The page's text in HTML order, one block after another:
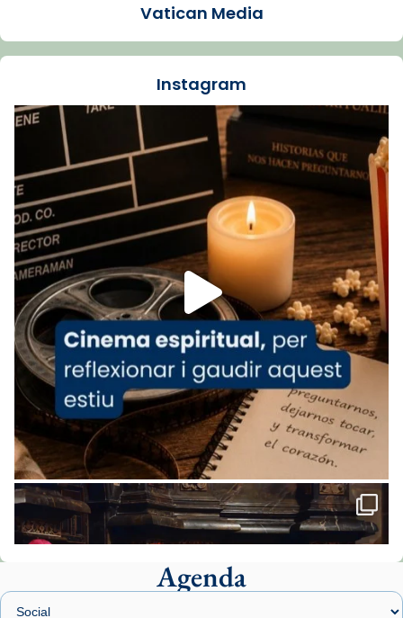
La Carmina va patir depressió. Fa gairebé
dos mesos, a l'Estadi Lluís Companys, la
Recupera l'entrevista comp
Vatican
tican News 👇
www.vaticannews.va/es/iglesia/news/2026-
07/carmina-historia-depresion-papa-viaje-
espana-testimoni...
Foto
View on Facebook · Share
Arquebisbat de Barcelona
2 weeks ago
«Avui les santes Juliana i Semproniana ens
ajuden a alçar la mirada»
Mons. Sergi Gordo, bisbe de Tortosa, ha
presidit aquest 27 de juliol la missa de Les
Santes de Mataró.
🔗tinyurl.com/cvu5jmbk
📸 J. Merino
Vatican Media
Instagram
Agenda